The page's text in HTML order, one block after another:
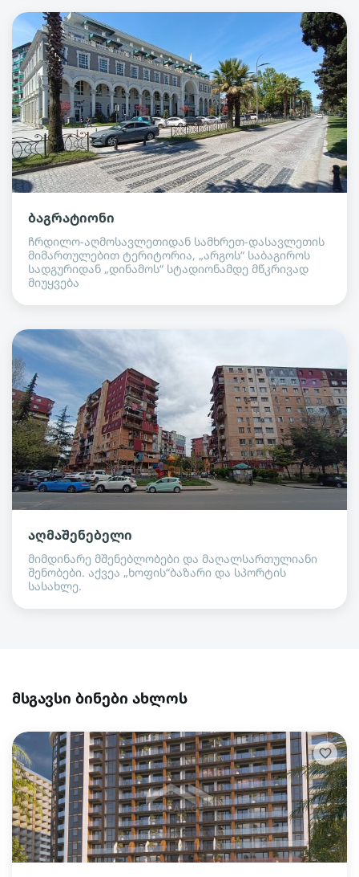
ბაგრატიონი
ჩრდილო-აღმოსავლეთიდან სამხრეთ-დასავლეთის
მიმართულებით ტერიტორია, „არგოს“ საბაგიროს
სადგურიდან „დინამოს“ სტადიონამდე მწკრივად
მიუყვება
აღმაშენებელი
მიმდინარე მშენებლობები და მაღალსართულიანი
შენობები. აქვეა „ხოფის“ბაზარი და სპორტის
სასახლე.
მსგავსი ბინები ახლოს